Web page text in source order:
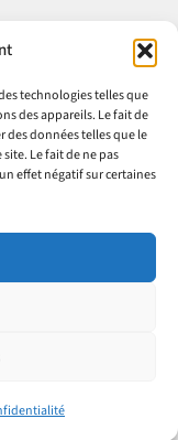
technologies telles que
des appareils. Le fait de
des données telles que le
Le fait de ne pas
effet négatif sur certaines